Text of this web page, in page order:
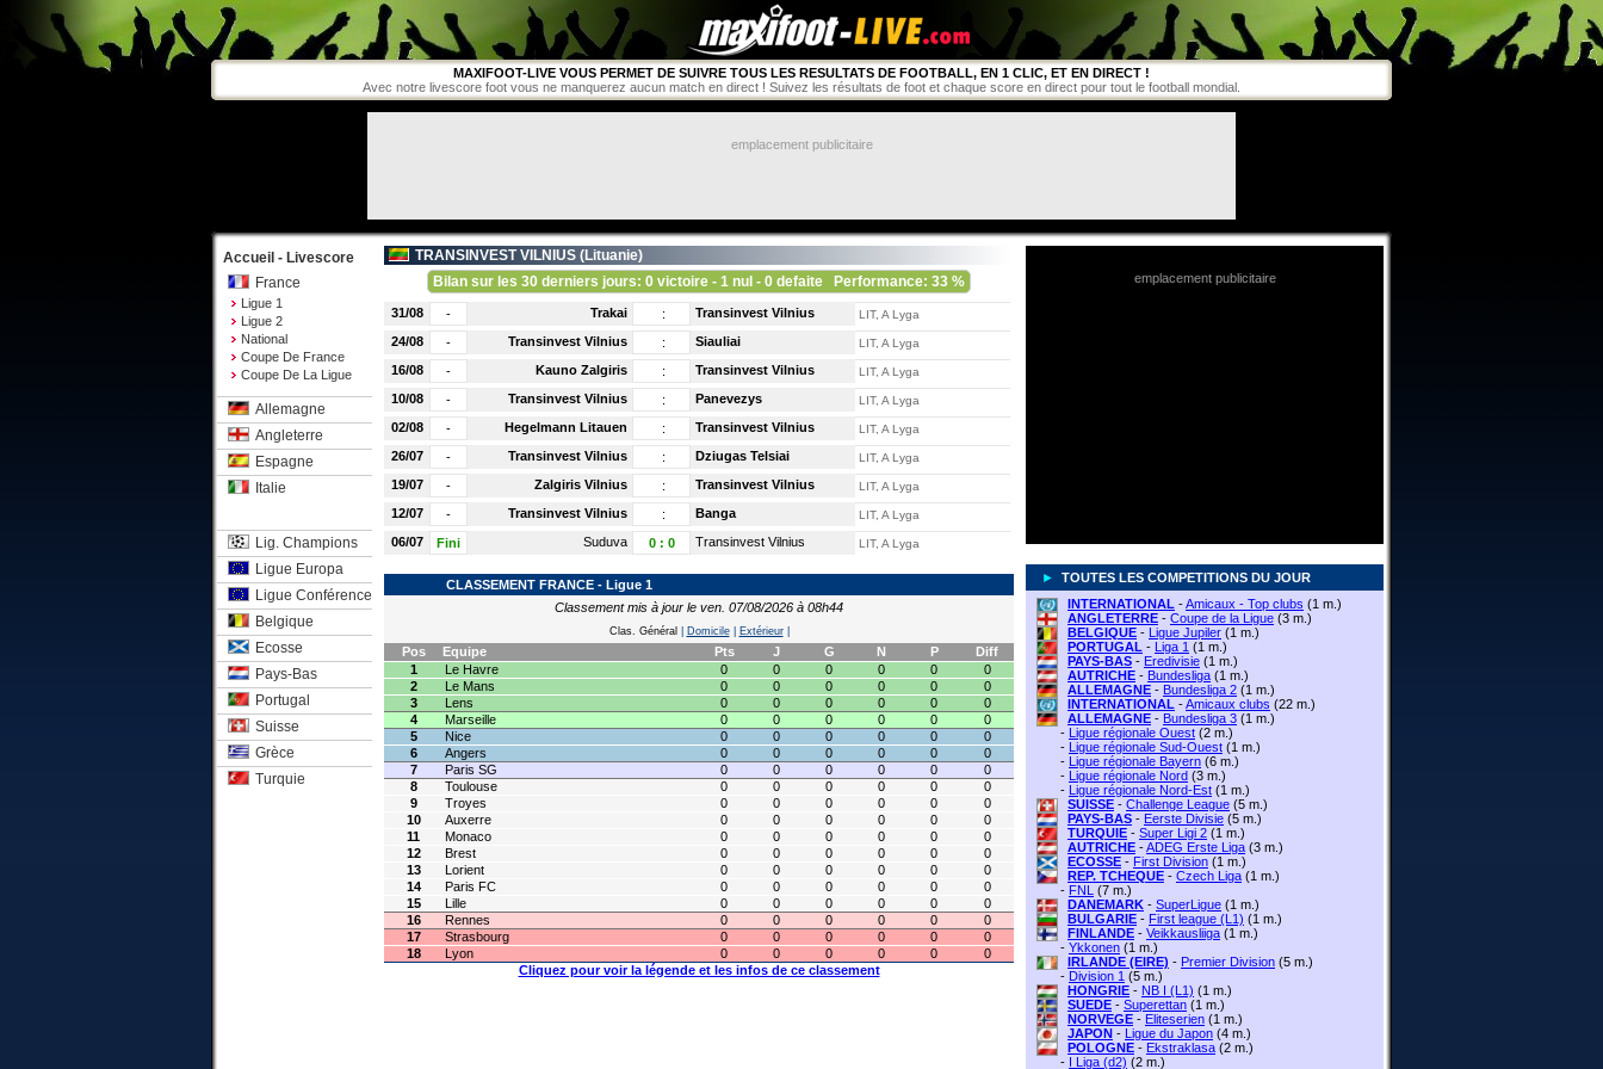
MAXIFOOT-LIVE VOUS PERMET DE SUIVRE TOUS LES RESULTATS DE FOOTBALL, EN 1 CLIC, ET EN DIRECT !
Avec notre livescore foot vous ne manquerez aucun match en direct ! Suivez les résultats de foot et chaque score en direct pour tout le football mondial.
emplacement publicitaire
Accueil - Livescore
France
Ligue 1
Ligue 2
National
Coupe De France
Coupe De La Ligue
Allemagne
Angleterre
Espagne
Italie
Lig. Champions
Ligue Europa
Ligue Conférence
Belgique
Ecosse
Pays-Bas
Portugal
Suisse
Grèce
Turquie
TRANSINVEST VILNIUS (Lituanie)
Bilan sur les 30 derniers jours: 0 victoire - 1 nul - 0 defaite
Performance: 33 %
31/08 - Trakai : Transinvest Vilnius LIT, A Lyga
24/08 - Transinvest Vilnius : Siauliai LIT, A Lyga
16/08 - Kauno Zalgiris : Transinvest Vilnius LIT, A Lyga
10/08 - Transinvest Vilnius : Panevezys LIT, A Lyga
02/08 - Hegelmann Litauen : Transinvest Vilnius LIT, A Lyga
26/07 - Transinvest Vilnius : Dziugas Telsiai LIT, A Lyga
19/07 - Zalgiris Vilnius : Transinvest Vilnius LIT, A Lyga
12/07 - Transinvest Vilnius : Banga LIT, A Lyga
06/07 Fini Suduva 0: 0 Transinvest Vilnius LIT, A Lyga
CLASSEMENT FRANCE - Ligue 1
Classement mis à jour le ven. 07/08/2026 à 08h44
Clas. Général Domicile| Extérieur|
Pos Equipe Pts J G N P
Diff
1
Le Havre 0 0 0 0 0
0
2
Le Mans 0 0 0 0 0
0
3
Lens 0 0 0 0 0
0
4
Marseille 0 0 0 0 0
0
5
Nice 0 0 0 0 0
0
6
Angers 0 0 0 0 0
0
7
Paris SG 0 0 0 0 0
0
8
Toulouse 0 0 0 0 0
0
9
Troyes 0 0 0 0 0
0
10
Auxerre 0 0 0 0 0
0
11
Monaco 0 0 0 0 0
0
12
Brest 0 0 0 0 0
0
13
Lorient 0 0 0 0 0
0
14
Paris FC 0 0 0 0 0
0
15
Lille 0 0 0 0 0
0
16
Rennes 0 0 0 0 0
0
17
Strasbourg 0 0 0 0 0
0
18
Lyon 0 0 0 0 0
0
Cliquez pour voir la légende et les infos de ce classement
emplacement publicitaire
►
TOUTES LES COMPETITIONS DU JOUR
INTERNATIONAL -Amicaux - Top clubs (1 m.)
ANGLETERRE - Coupe de la Ligue (3 m.)
BELGIQUE - Ligue Jupiler (1 m.)
PORTUGAL - Liga 1 (1 m.)
PAYS-BAS - Eredivisie (1 m.)
AUTRICHE - Bundesliga (1 m.)
ALLEMAGNE - Bundesliga 2 (1 m.)
INTERNATIONAL -Amicaux clubs (22 m.)
ALLEMAGNE - Bundesliga 3 (1 m.)
- Ligue régionale Ouest (2 m.)
- Ligue régionale Sud-Ouest (1 m.)
- Ligue régionale Bayern (6 m.)
- Ligue régionale Nord (3 m.)
- Ligue régionale Nord-Est (1 m.)
SUISSE - Challenge League (5 m.)
PAYS-BAS - Eerste Divisie (5 m.)
TURQUIE - Super Ligi 2 (1 m.)
AUTRICHE -ADEG Erste Liga (3 m.)
ECOSSE - First Division (1 m.)
REP. TCHEQUE - Czech Liga (1 m.)
- FNL (7 m.)
DANEMARK - SuperLigue (1 m.)
BULGARIE - First league (L1) (1 m.)
FINLANDE - Veikkausliiga (1 m.)
- Ykkonen (1 m.)
IRLANDE (EIRE) - Premier Division (5 m.)
- Division 1 (5 m.)
HONGRIE - NB I (L1) (1 m.)
SUEDE - Superettan (1 m.)
NORVEGE - Eliteserien (1 m.)
JAPON - Ligue du Japon (4 m.)
POLOGNE - Ekstraklasa (2 m.)
- I Liga (d2) (2 m.)